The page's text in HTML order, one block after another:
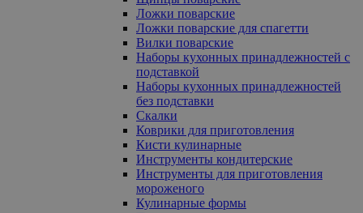
Ложки поварские
Ложки поварские для спагетти
Вилки поварские
Наборы кухонных принадлежностей с
подставкой
Наборы кухонных принадлежностей
без подставки
Скалки
Коврики для приготовления
Кисти кулинарные
Инструменты кондитерские
Инструменты для приготовления
мороженого
Кулинарные формы